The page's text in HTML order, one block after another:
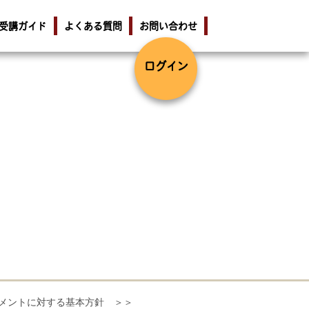
講ガイド よくある質問 お問い合わせ
ログイン
ントに対する基本方針 ＞＞